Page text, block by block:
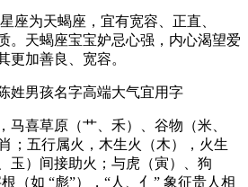
为天蝎座，宜有宽容、正直、
。天蝎座宝宝妒忌心强，内心渴望爱
更加善良、宽容。
男孩名字高端大气宜用字
喜草原（艹、禾）、谷物（米、
；五行属火，木生火（木），火生
玉）间接助火；与虎（寅）、狗
（如 “彪”），“人、亻” 象征贵人相